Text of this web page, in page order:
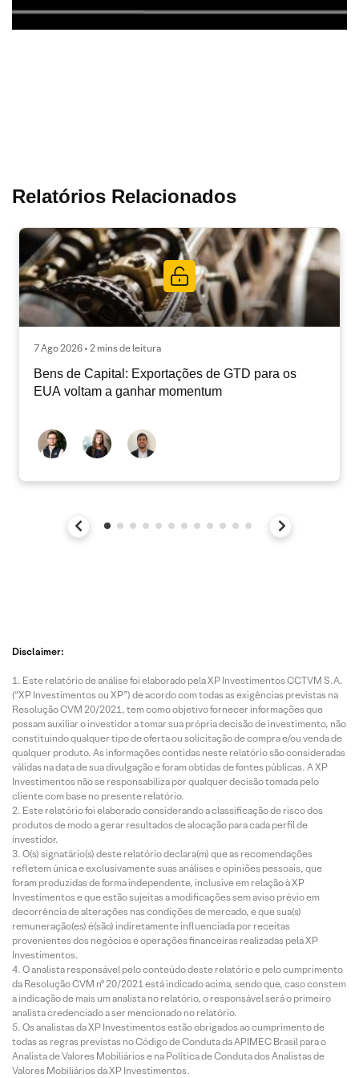
Relatórios Relacionados
7 Ago 2026 • 2 mins de leitura
Bens de Capital: Exportações de GTD para os
EUA voltam a ganhar momentum
Disclaimer:
Este relatório de análise foi elaborado pela XP Investimentos CCTVM S.A.
(“XP Investimentos ou XP”) de acordo com todas as exigências previstas na
Resolução CVM 20/2021, tem como objetivo fornecer informações que
possam auxiliar o investidor a tomar sua própria decisão de investimento, não
constituindo qualquer tipo de oferta ou solicitação de compra e/ou venda de
qualquer produto. As informações contidas neste relatório são consideradas
válidas na data de sua divulgação e foram obtidas de fontes públicas. A XP
Investimentos não se responsabiliza por qualquer decisão tomada pelo
cliente com base no presente relatório.
Este relatório foi elaborado considerando a classificação de risco dos
produtos de modo a gerar resultados de alocação para cada perfil de
investidor.
O(s) signatário(s) deste relatório declara(m) que as recomendações
refletem única e exclusivamente suas análises e opiniões pessoais, que
foram produzidas de forma independente, inclusive em relação à XP
Investimentos e que estão sujeitas a modificações sem aviso prévio em
decorrência de alterações nas condições de mercado, e que sua(s)
remuneração(es) é(são) indiretamente influenciada por receitas
provenientes dos negócios e operações financeiras realizadas pela XP
Investimentos.
O analista responsável pelo conteúdo deste relatório e pelo cumprimento
da Resolução CVM nº 20/2021 está indicado acima, sendo que, caso constem
a indicação de mais um analista no relatório, o responsável será o primeiro
analista credenciado a ser mencionado no relatório.
Os analistas da XP Investimentos estão obrigados ao cumprimento de
todas as regras previstas no Código de Conduta da APIMEC Brasil para o
Analista de Valores Mobiliários e na Política de Conduta dos Analistas de
Valores Mobiliários da XP Investimentos.